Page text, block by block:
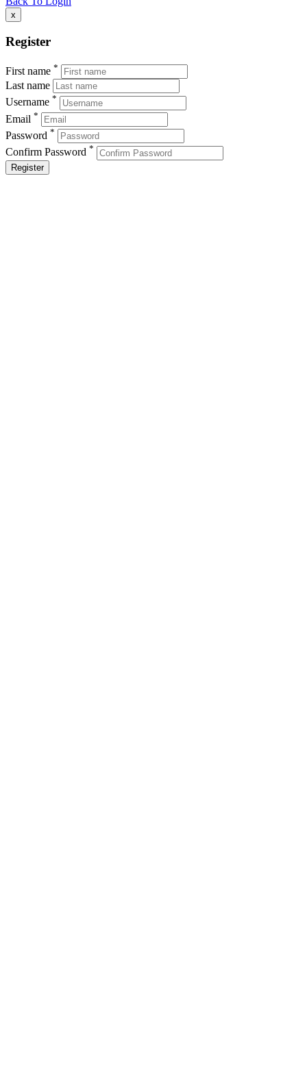
x
Register
First name *
Last name
Username *
Email *
Password *
Confirm Password *
Register